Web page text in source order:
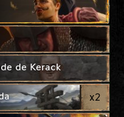
de Kerack
x2